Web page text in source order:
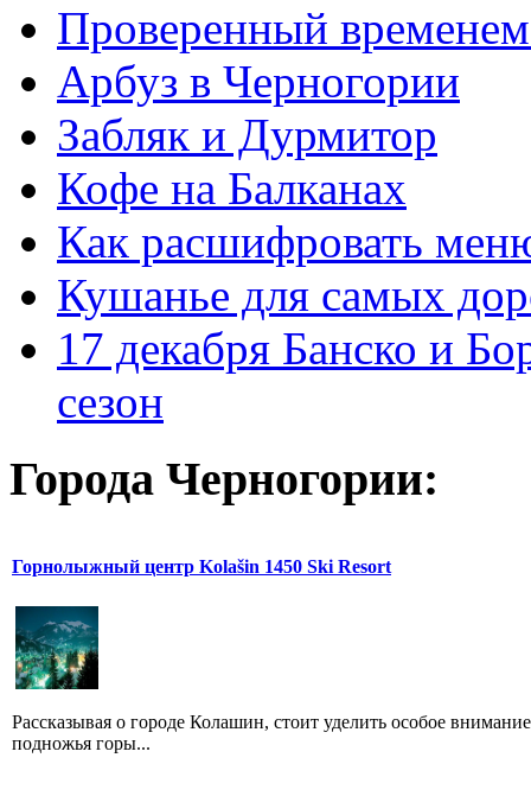
Проверенный временем
Арбуз в Черногории
Забляк и Дурмитор
Кофе на Балканах
Как расшифровать
Кушанье для самых
17 декабря Банско и
сезон
Города Черногории:
Горнолыжный центр Kolašin 1450 Ski Resort
Рассказывая о городе Колашин, стоит уделить особое
подножья горы...